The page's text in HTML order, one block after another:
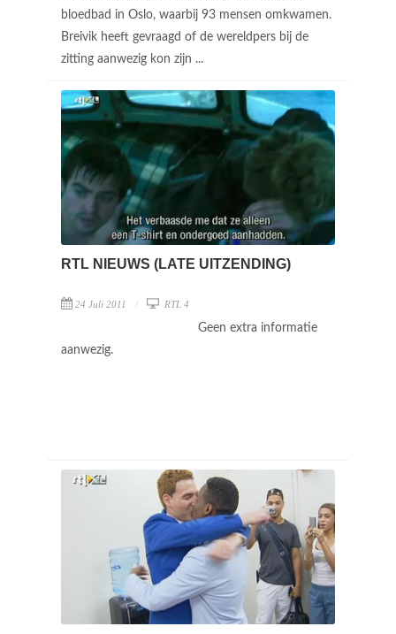
bloedbad in Oslo, waarbij 93 mensen omkwamen.
Breivik heeft gevraagd of de wereldpers bij de
zitting aanwezig kon zijn ...
RTL NIEUWS (LATE UITZENDING)
24 Juli 2011 RTL 4
Geen extra informatie
aanwezig.